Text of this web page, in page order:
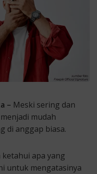
– Meski sering dan
mudah
di anggap biasa.
apa yang
untuk mengatasinya